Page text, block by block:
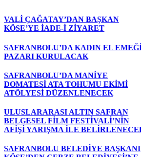
VALİ ÇAĞATAY’DAN BAŞKAN
KÖSE’YE İADE-İ ZİYARET
SAFRANBOLU’DA KADIN EL
PAZARI KURULACAK
SAFRANBOLU’DA MANİYE
DOMATESİ ATA TOHUMU EKİMİ
ATÖLYESİ DÜZENLENECEK
ULUSLARARASI ALTIN SAFRAN
BELGESEL FİLM FESTİVALİ’NİN
AFİŞİ YARIŞMA İLE
SAFRANBOLU BELEDİYE BAŞKANI